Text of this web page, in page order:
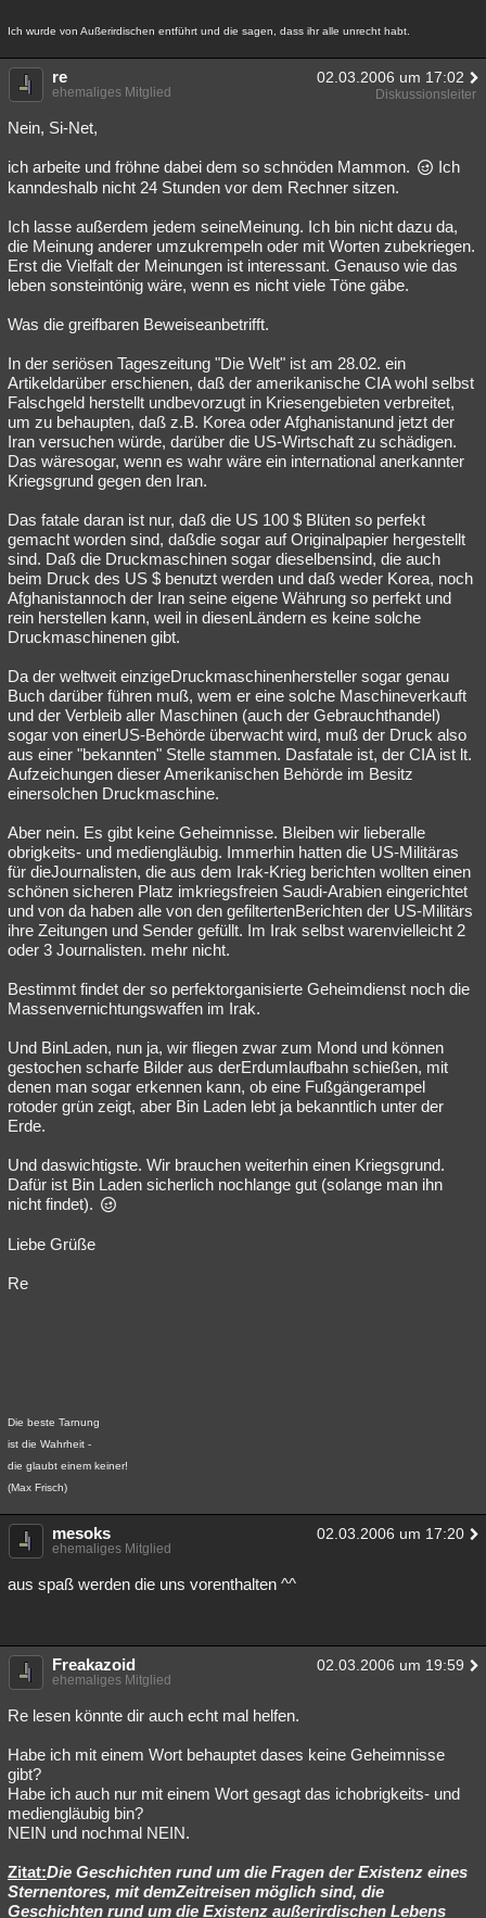
Ich wurde von Außerirdischen entführt und die sagen, dass ihr alle unrecht habt.
re 02.03.2006 um 17:02
ehemaliges Mitglied Diskussionsleiter
Nein, Si-Net,
ich arbeite und fröhne dabei dem so schnöden Mammon.
Ich
kanndeshalb nicht 24 Stunden vor dem Rechner sitzen.
Ich lasse außerdem jedem seineMeinung. Ich bin nicht dazu da,
die Meinung anderer umzukrempeln oder mit Worten zubekriegen.
Erst die Vielfalt der Meinungen ist interessant. Genauso wie das
leben sonsteintönig wäre, wenn es nicht viele Töne gäbe.
Was die greifbaren Beweiseanbetrifft.
In der seriösen Tageszeitung "Die Welt" ist am 28.02. ein
Artikeldarüber erschienen, daß der amerikanische CIA wohl selbst
Falschgeld herstellt undbevorzugt in Kriesengebieten verbreitet,
um zu behaupten, daß z.B. Korea oder Afghanistanund jetzt der
Iran versuchen würde, darüber die US-Wirtschaft zu schädigen.
Das wäresogar, wenn es wahr wäre ein international anerkannter
Kriegsgrund gegen den Iran.
Das fatale daran ist nur, daß die US 100 $ Blüten so perfekt
gemacht worden sind, daßdie sogar auf Originalpapier hergestellt
sind. Daß die Druckmaschinen sogar dieselbensind, die auch
beim Druck des US $ benutzt werden und daß weder Korea, noch
Afghanistannoch der Iran seine eigene Währung so perfekt und
rein herstellen kann, weil in diesenLändern es keine solche
Druckmaschinenen gibt.
Da der weltweit einzigeDruckmaschinenhersteller sogar genau
Buch darüber führen muß, wem er eine solche Maschineverkauft
und der Verbleib aller Maschinen (auch der Gebrauchthandel)
sogar von einerUS-Behörde überwacht wird, muß der Druck also
aus einer "bekannten" Stelle stammen. Dasfatale ist, der CIA ist lt.
Aufzeichungen dieser Amerikanischen Behörde im Besitz
einersolchen Druckmaschine.
Aber nein. Es gibt keine Geheimnisse. Bleiben wir lieberalle
obrigkeits- und mediengläubig. Immerhin hatten die US-Militäras
für dieJournalisten, die aus dem Irak-Krieg berichten wollten einen
schönen sicheren Platz imkriegsfreien Saudi-Arabien eingerichtet
und von da haben alle von den gefiltertenBerichten der US-Militärs
ihre Zeitungen und Sender gefüllt. Im Irak selbst warenvielleicht 2
oder 3 Journalisten. mehr nicht.
Bestimmt findet der so perfektorganisierte Geheimdienst noch die
Massenvernichtungswaffen im Irak.
Und BinLaden, nun ja, wir fliegen zwar zum Mond und können
gestochen scharfe Bilder aus derErdumlaufbahn schießen, mit
denen man sogar erkennen kann, ob eine Fußgängerampel
rotoder grün zeigt, aber Bin Laden lebt ja bekanntlich unter der
Erde.
Und daswichtigste. Wir brauchen weiterhin einen Kriegsgrund.
Dafür ist Bin Laden sicherlich nochlange gut (solange man ihn
nicht findet).
Liebe Grüße
Re
Die beste Tarnung
ist die Wahrheit -
die glaubt einem keiner!
(Max Frisch)
mesoks 02.03.2006 um 17:20
ehemaliges Mitglied
aus spaß werden die uns vorenthalten ^^
Freakazoid 02.03.2006 um 19:59
ehemaliges Mitglied
Re lesen könnte dir auch echt mal helfen.
Habe ich mit einem Wort behauptet dases keine Geheimnisse
gibt?
Habe ich auch nur mit einem Wort gesagt das ichobrigkeits- und
mediengläubig bin?
NEIN und nochmal NEIN.
Zitat:Die Geschichten rund um die Fragen der Existenz eines
Sternentores, mit demZeitreisen möglich sind, die
Geschichten rund um die Existenz außerirdischen Lebens